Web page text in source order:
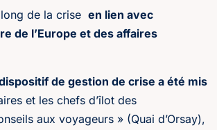
de la crise en lien avec
de l’Europe et des affaires
de gestion de crise a été mis
et les chefs d’îlot des
aux voyageurs » (Quai d’Orsay),